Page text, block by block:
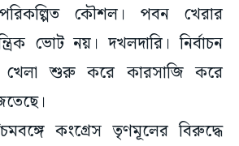
পরিকল্পিত কৌশল। পবন খেরার
ভোট নয়। দখলদারি। নির্বাচন
খেলা শুরু করে কারসাজি করে
কংগ্রেস তৃণমূলের বিরুদ্ধে